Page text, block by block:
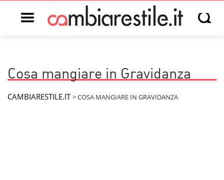
Open main menu Open
Cosa mangiare in Gravidanza
CAMBIARESTILE.IT >COSA MANGIARE IN GRAVIDANZA